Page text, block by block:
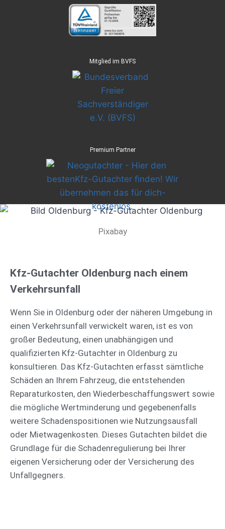
Mitglied im BVFS
Premium Partner
Kfz-Gutachter Oldenburg nach einem
Verkehrsunfall
Wenn Sie in Oldenburg oder der näheren Umgebung in
einen Verkehrsunfall verwickelt waren, ist es von
großer Bedeutung, einen unabhängigen und
qualifizierten Kfz-Gutachter in Oldenburg zu
konsultieren. Das Kfz-Gutachten erfasst sämtliche
Schäden an Ihrem Fahrzeug, die entstehenden
Reparaturkosten, den Wiederbeschaffungswert sowie
die mögliche Wertminderung und gegebenenfalls
weitere Schadenspositionen wie Nutzungsausfall
oder Mietwagenkosten. Dieses Gutachten bildet die
Grundlage für die Schadenregulierung bei Ihrer
eigenen Versicherung oder der Versicherung des
Unfallgegners.
Pixabay